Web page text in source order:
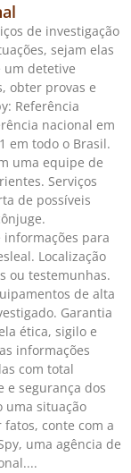
de investigação
sejam elas
um detetive
obter provas e
Referência
nacional em
em todo o Brasil.
uma equipe de
Serviços
de possíveis
informações para
Localização
ou testemunhas.
de alta
Garantia
ética, sigilo e
informações
com total
segurança dos
uma situação
conte com a
uma agência de